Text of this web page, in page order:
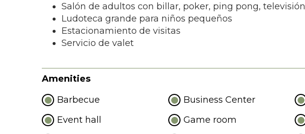
Salón de adultos con billar, poker, ping pong, televisión
Ludoteca grande para niños pequeños
Estacionamiento de visitas
Servicio de valet
Amenities
Barbecue
Business Center
Event hall
Game room